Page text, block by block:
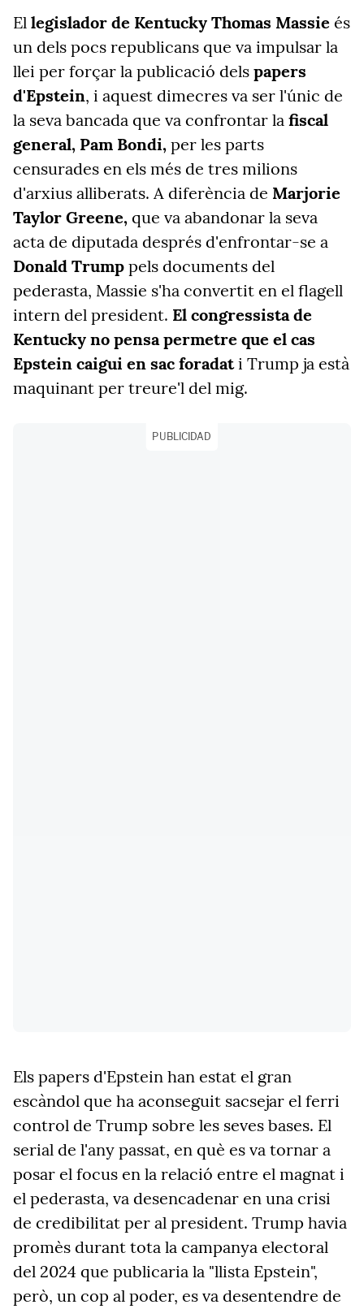
El legislador de Kentucky Thomas Massie és
un dels pocs republicans que va impulsar la
llei per forçar la publicació dels papers
d'Epstein, i aquest dimecres va ser l'únic de
la seva bancada que va confrontar la fiscal
general, Pam Bondi, per les parts
censurades en els més de tres milions
d'arxius alliberats. A diferència de Marjorie
Taylor Greene, que va abandonar la seva
acta de diputada després d'enfrontar-se a
Donald Trump pels documents del
pederasta, Massie s'ha convertit en el flagell
intern del president. El congressista de
Kentucky no pensa permetre que el cas
Epstein caigui en sac foradati Trump ja està
maquinant per treure'l del mig.
PUBLICIDAD
Els papers d'Epstein han estat el gran
escàndol que ha aconseguit sacsejar el ferri
control de Trump sobre les seves bases. El
serial de l'any passat, en què es va tornar a
posar el focus en la relació entre el magnat i
el pederasta, va desencadenar en una crisi
de credibilitat per al president. Trump havia
promès durant tota la campanya electoral
del 2024 que publicaria la "llista Epstein",
però, un cop al poder, es va desentendre de